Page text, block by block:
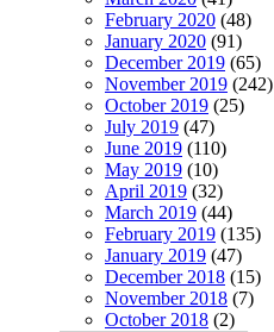
February 2020 (48)
January 2020 (91)
December 2019 (65)
November 2019 (242)
October 2019 (25)
July 2019 (47)
June 2019 (110)
May 2019 (10)
April 2019 (32)
March 2019 (44)
February 2019 (135)
January 2019 (47)
December 2018 (15)
November 2018 (7)
October 2018 (2)